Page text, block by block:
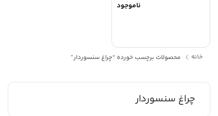
ناموجود
خانه محصولات برچسب خورده “چراغ سنسوردار”
چراغ سنسوردار